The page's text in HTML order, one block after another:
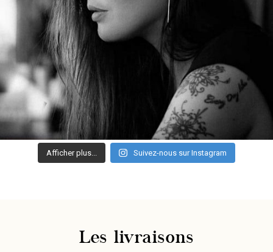
Afficher plus... Suivez-nous sur Instagram
Les livraisons